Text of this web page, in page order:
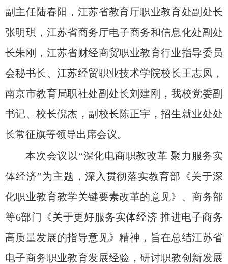
副主任陆春阳，江苏省教育厅职业教育处副处长
张明琪，江苏省商务厅电子商务和信息化处副处
长朱刚，江苏省财经商贸职业教育行业指导委员
会秘书长、江苏经贸职业技术学院校长王志凤，
南京市教育局职社处副处长刘建刚，我校党委副
书记、校长倪杰，副校长陈正宇，招生就业处处
长常征旗等领导出席会议。
本次会议以“深化电商职教改革 聚力服务实
体经济”为主题，深入贯彻落实教育部《关于深
化职业教育教学关键要素改革的意见》、商务部
等6部门《关于更好服务实体经济 推进电子商务
高质量发展的指导意见》精神，旨在总结江苏省
电子商务职业教育发展经验，研讨职教创新发展